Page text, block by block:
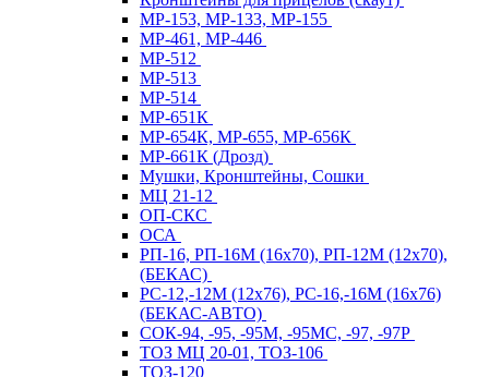
МР-153, МР-133, МР-155
МР-461, МР-446
МР-512
МР-513
МР-514
МР-651К
МР-654К, МР-655, МР-656К
МР-661К (Дрозд)
Мушки, Кронштейны, Сошки
МЦ 21-12
ОП-СКС
ОСА
РП-16, РП-16М (16х70), РП-12М (12х70),
(БЕКАС)
РС-12,-12М (12х76), РС-16,-16М (16х76)
(БЕКАС-АВТО)
СОК-94, -95, -95М, -95МС, -97, -97Р
ТОЗ МЦ 20-01, ТОЗ-106
ТОЗ-120